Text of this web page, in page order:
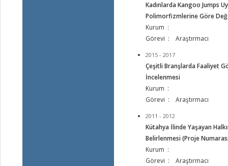
Kadınlarda Kangoo Jumps
Polimorfizmlerine Göre
Kurum :
Görevi : Araştırmacı
2015 - 2017
Çeşitli Branşlarda Faaliyet
İncelenmesi
Kurum :
Görevi : Araştırmacı
2011 - 2012
Kütahya İlinde Yaşayan
Belirlenmesi (Proje
Kurum :
Görevi : Araştırmacı